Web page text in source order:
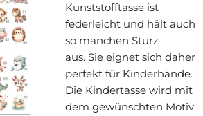
Kunststofftasse ist
federleicht und hält auch
so manchen Sturz
aus. Sie eignet sich daher
perfekt für Kinderhände.
Die Kindertasse wird mit
dem gewünschten Motiv